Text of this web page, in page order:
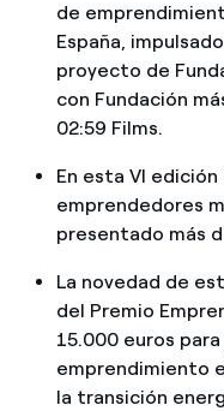
de
España,
proyecto de
con Fundación
02:59 Films.
En esta VI
emprendedores
presentado más
La novedad de
del Premio
15.000 euros
emprendimiento
la transición